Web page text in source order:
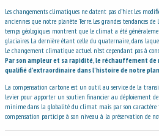
Les changements climatiques ne datent pas d’hier. Les
anciennes que notre planète Terre. Les grandes tendances
temps géologiques montrent que le climat a été
glaciaires. La dernière étant celle du quaternaire, dans
Le changement climatique actuel n’est cependant pas à
Par son ampleur et sa rapidité, le réchauffement
qualifié d’extraordinaire dans l’histoire de notre
La compensation carbone est un outil au service de la
levier pour apporter un soutien financier au déploiement de
minime dans la globalité du climat mais par son
compensation participe à son niveau à la préservation de